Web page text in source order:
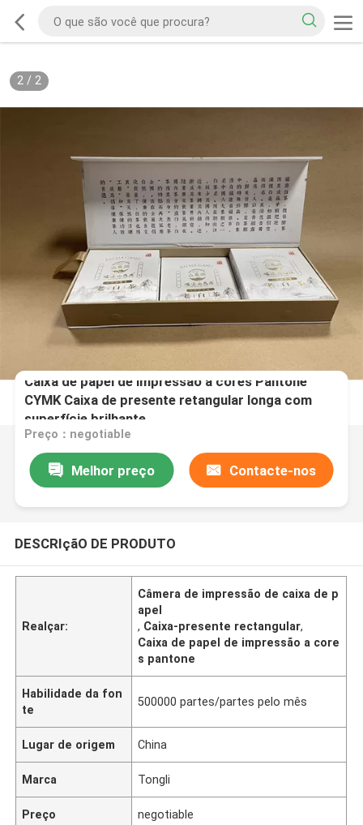
2/ 2
Caixa de papel de impressão a cores Pantone
CYMK Caixa de presente retangular longa com
superfície brilhante
Preço：negotiable
Melhor preço Contacte-nos
DESCRIçãO DE PRODUTO
Realçar:
Câmera de impressão de caixa de p
apel
, Caixa-presente rectangular,
Caixa de papel de impressão a core
s pantone
Habilidade da fon
te
500000 partes/partes pelo mês
Lugar de origem China
Marca Tongli
Preço negotiable